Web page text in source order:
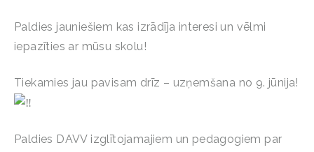
Paldies jauniešiem kas izrādīja interesi un vēlmi
iepazīties ar mūsu skolu!
Tiekamies jau pavisam drīz – uzņemšana no 9. jūnija!
Paldies DAVV izglītojamajiem un pedagogiem par